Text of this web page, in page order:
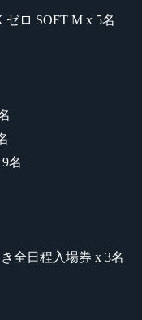
ロ SOFT M x 5名
名
全日程入場券 x 3名